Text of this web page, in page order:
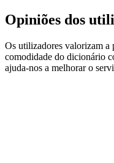
Opiniões dos
Os utilizadores valorizam a
comodidade do dicionário
ajuda-nos a melhorar o